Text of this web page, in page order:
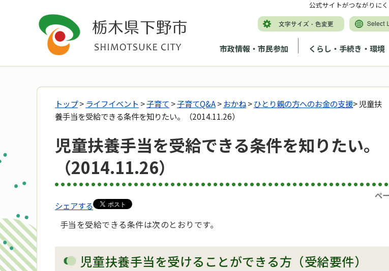
市政情報・市民参加 くらし・手続き・環境
公式サイトがつながりに
トップ> ライフイベント >子育て >子育てQ&A>おかね>ひとり親の方へのお金の支援> 児童扶
養手当を受給できる条件を知りたい。（2014.11.26）
児童扶養手当を受給できる条件を知りたい。
（2014.11.26）
ペ
シェアする
手当を受給できる条件は次のとおりです。
児童扶養手当を受けることができる方（受給要件）